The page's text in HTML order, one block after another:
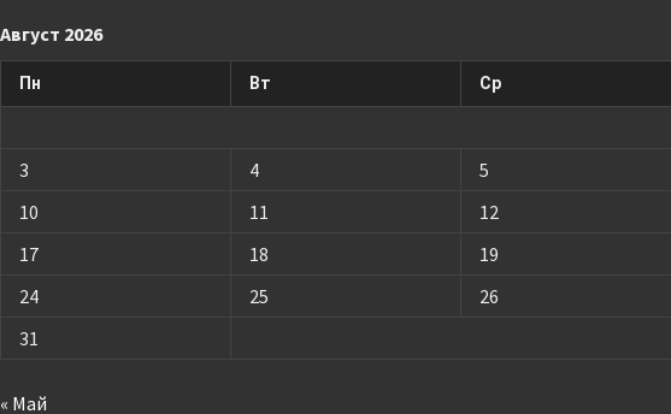
Август 2026
Пн Вт Ср
3
4 5
10
11 12
17
18 19
24
25 26
31
« Май